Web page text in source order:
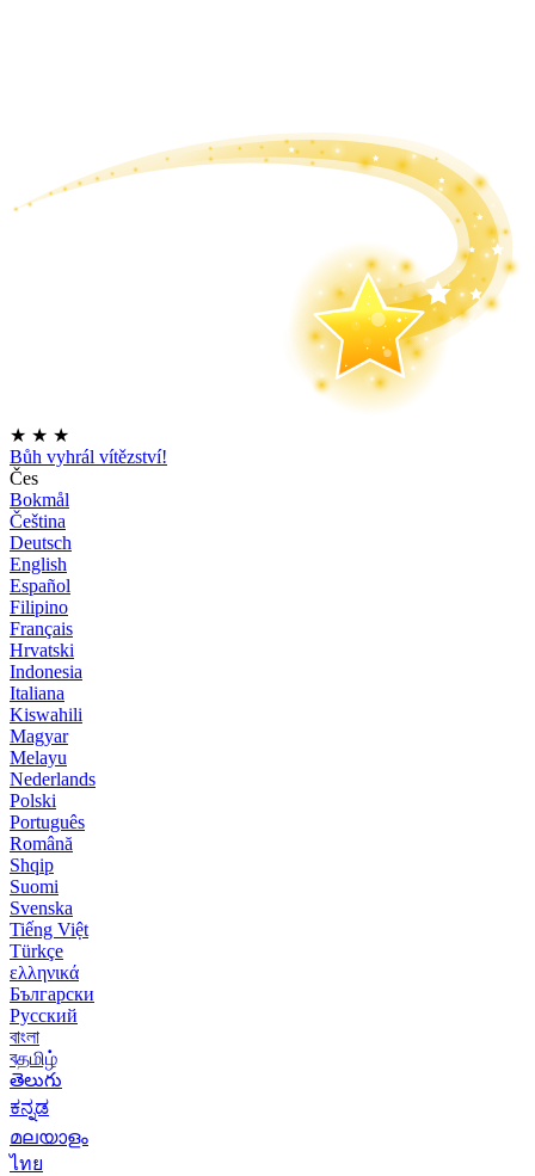
★ ★ ★
Bůh vyhrál vítězství!
Čes
Bokmål
Čeština
Deutsch
English
Español
Filipino
Français
Hrvatski
Indonesia
Italiana
Kiswahili
Magyar
Melayu
Nederlands
Polski
Português
Română
Shqip
Suomi
Svenska
Tiếng Việt
Türkçe
ελληνικά
Български
Русский
বাংলা
বதமிழ்
తెలుగు
ಕನ್ನಡ
മലയാളം
ไทย